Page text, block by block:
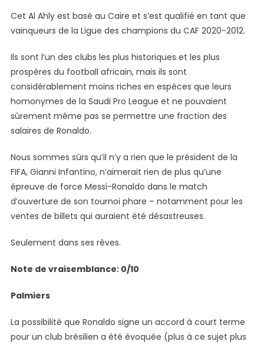
Cet Al Ahly est basé au Caire et s’est qualifié en tant que
vainqueurs de la Ligue des champions du CAF 2020-2012.
Ils sont l’un des clubs les plus historiques et les plus
prospères du football africain, mais ils sont
considérablement moins riches en espèces que leurs
homonymes de la Saudi Pro League et ne pouvaient
sûrement même pas se permettre une fraction des
salaires de Ronaldo.
Nous sommes sûrs qu’il n’y a rien que le président de la
FIFA, Gianni Infantino, n’aimerait rien de plus qu’une
épreuve de force Messi-Ronaldo dans le match
d’ouverture de son tournoi phare – notamment pour les
ventes de billets qui auraient été désastreuses.
Seulement dans ses rêves.
Note de vraisemblance: 0/10
Palmiers
La possibilité que Ronaldo signe un accord à court terme
pour un club brésilien a été évoquée (plus à ce sujet plus